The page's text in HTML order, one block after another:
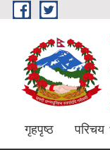
Skip to main content
गृहपृष्ठ परिचय